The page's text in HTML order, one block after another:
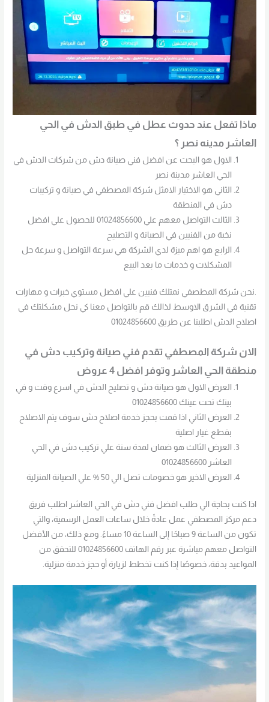
ماذا تفعل عند حدوث عطل في طبق الدش في الحي
العاشر مدينه نصر ؟
الاول هو البحث عن افضل فني صيانة دش من شركات الدش في
الحي العاشر مدينة نصر
الثاني هو الاختيار الامثل شركة المصطفي في صيانة و تركيبات
دش في المنطقة
الثالث التواصل معهم علي 01024856600 للحصول علي افضل
نخبة من الفنيين في الصيانة و التصليح
الرابع هو اهم ميزة لدي الشركة هي سرعة التواصل و سرعة حل
المشكلات و خدمات ما بعد البيع
.نحن شركة المطصفي نمتلك فنيين علي افضل مستوي خبرات و مهارات
تقنية في الشرق الاوسط لذالك قم بالتواصل معنا كي نحل مشكلتك في
اصلاح الدش اطلبنا عن طريق 01024856600
الان شركة المصطفي تقدم فني صيانة وتركيب دش في
منطقة الحي العاشر وتوفر افضل 4 عروض
العرض الاول هو صيانة دش و تصليح الدش في اسرع وقت و في
بيتك تحت عينك 01024856600
العرض الثاني اذا قمت بحجز خدمة اصلاح دش سوف يتم الاصلاح
بقطع غيار اصلية
العرض الثالث هو ضمان لمدة سنة علي تركيب دش في الحي
العاشر 01024856600
العرض الاخير هو خصومات تصل الي 50 % علي الصيانة المنزلية
اذا كنت بحاجة الي طلب افضل فني دش في الحي العاشر اطلب فريق
دعم مركز المصطفي عمل عادةً خلال ساعات العمل الرسمية، والتي
تكون من الساعة 9 صباحًا إلى الساعة 10 مساءً. ومع ذلك، من الأفضل
التواصل معهم مباشرة عبر رقم الهاتف 01024856600 للتحقق من
المواعيد بدقة، خصوصًا إذا كنت تخطط لزيارة أو حجز خدمة منزلية.